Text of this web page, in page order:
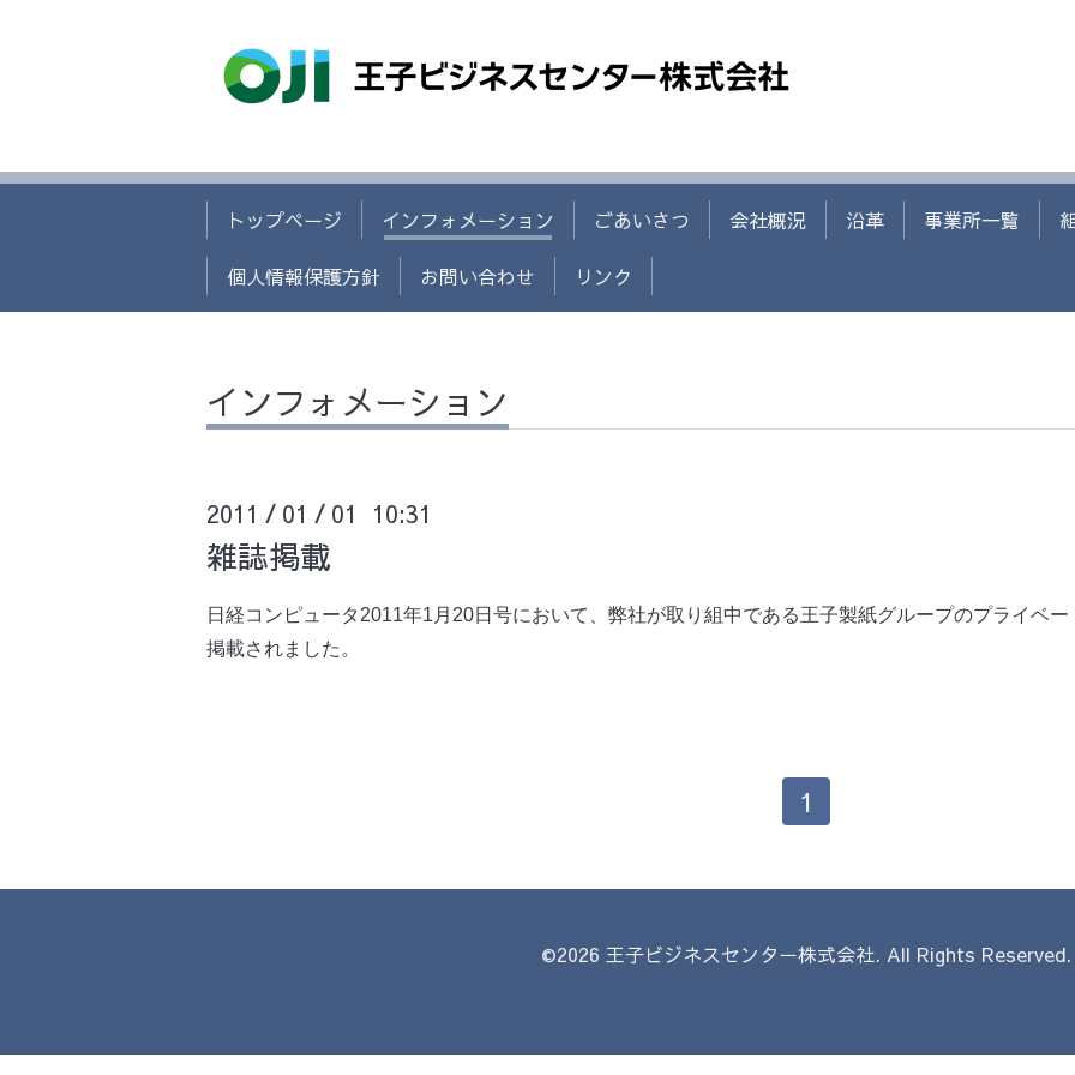
トップページ インフォメーション ごあいさつ 会社概況 沿革 事業所一覧
個人情報保護方針 お問い合わせ リンク
インフォメーション
2011 / 01 / 01 10:31
雑誌掲載
日経コンピュータ2011年1月20日号において、弊社が取り組中である王子製紙グループのプライベ
掲載されました。
1
©2026 王子ビジネスセンター株式会社. All Rights Reserved.